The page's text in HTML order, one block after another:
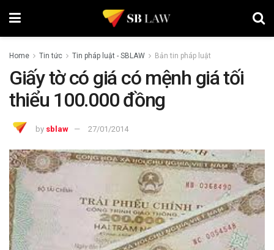
Home Tin tức Tin pháp luật - SBLAW Bản tin pháp luật
Giấy tờ có giá có mệnh giá tối
thiểu 100.000 đồng
by sblaw 27/01/2014